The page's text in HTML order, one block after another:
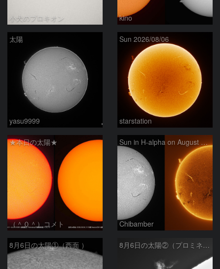
小犬のプロキオン kino
太陽
yasu9999
Sun 2026/08/06
starstation
★本日の太陽★
（＾０＾）コメト
Sun in H-alpha on August 6, 2026
Chibamber
8月6日の太陽①（西面 ） 8月6日の太陽②（プロミネン北東縁 ）